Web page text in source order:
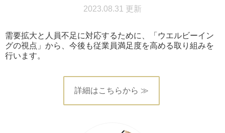
2023.08.31 更新
需要拡大と人員不足に対応するために、「ウエルビーイン
グの視点」から、今後も従業員満足度を高める取り組みを
行います。
詳細はこちらから ≫